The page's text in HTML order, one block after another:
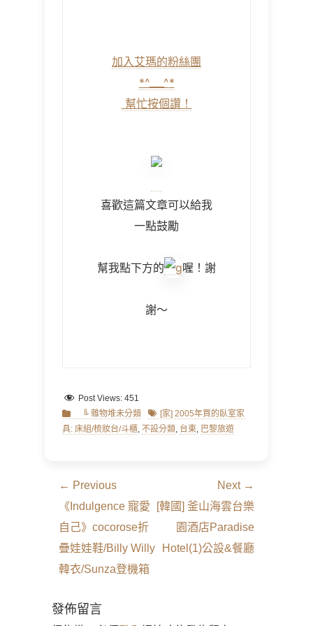
加入艾瑪的粉絲團
*^___^*
幫忙按個讚！
喜歡這篇文章可以給我
一點鼓勵
幫我點下方的 喔！謝
謝～
Post Views: 451
Categories
╚ 雜物堆未分類 Tags[家] 2005年買的臥室家
具: 床組/梳妝台/斗櫃, 不設分類, 台東, 巴黎旅遊
文
章
導
覽
← Previous
Previous
post:
《Indulgence 寵愛
自己》cocorose折
疊娃娃鞋/Billy Willy
韓衣/Sunza登機箱
Next →
Next
post:
[韓國] 釜山海雲台樂
園酒店Paradise
Hotel(1)公設&餐廳
發佈留言